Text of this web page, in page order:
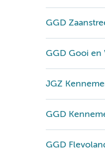
GGD
GGD Gooi en
JGZ
GGD
GGD